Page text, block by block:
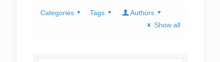
Categories Tags
Authors
Show all